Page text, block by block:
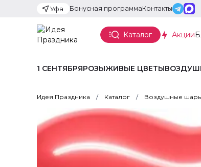
Уфа Бонусная программаКонтакты
Каталог Акции
1 СЕНТЯБРЯРОЗЫЖИВЫЕ ЦВЕТЫ
Идея Праздника Каталог Воздушные